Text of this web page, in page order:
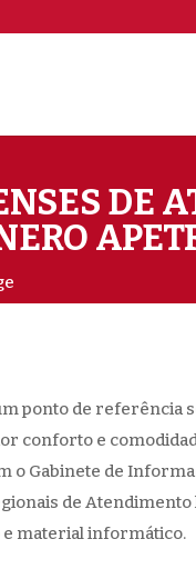
DE
ponto de referência
conforto e
o Gabinete de
de
e material informático.